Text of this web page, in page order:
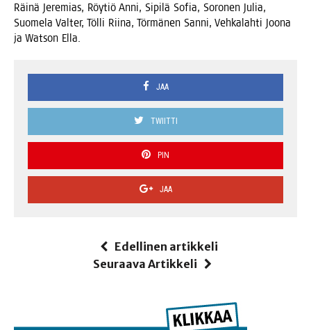
Räi­nä Jere­mias, Röy­tiö Anni, Sipi­lä Sofia, Soro­nen Julia,
Suo­me­la Val­ter, Töl­li Rii­na, Tör­mä­nen San­ni, Veh­ka­lah­ti Joo­na
ja Wat­son Ella.
JAA
TWIITTI
PIN
JAA
Edellinen artikkeli
Seuraava Artikkeli